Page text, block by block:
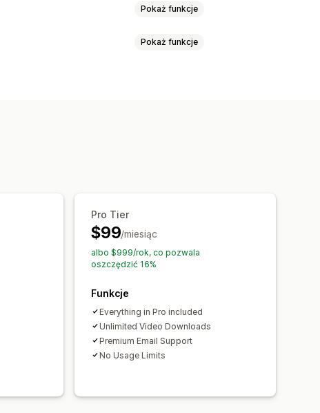
Pokaż funkcje
Pokaż funkcje
Pro Tier
$99/miesiąc
albo $999/rok, co pozwala
oszczędzić 16%
Funkcje
Everything in Pro included
Unlimited Video Downloads
Premium Email Support
No Usage Limits